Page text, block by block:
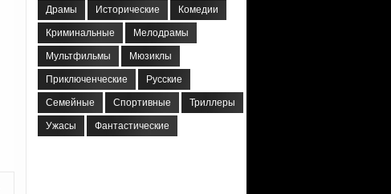
Драмы Исторические Комедии
Криминальные Мелодрамы
Мультфильмы Мюзиклы
Приключенческие Русские
Семейные Спортивные Триллеры
Ужасы Фантастические